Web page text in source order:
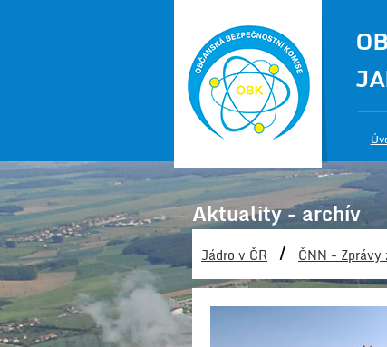
Aktuality - archív
Jádro v ČR / ČNN - Zprávy